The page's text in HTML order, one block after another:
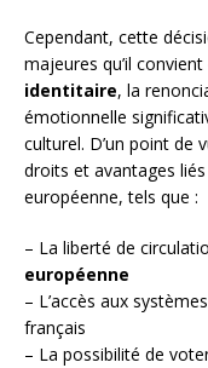
Cependant, cette
majeures qu’il
identitaire, la
émotionnelle
culturel. D’un point de
droits et avantages
européenne, tels que :
– La liberté de
européenne
– L’accès aux
français
– La possibilité de